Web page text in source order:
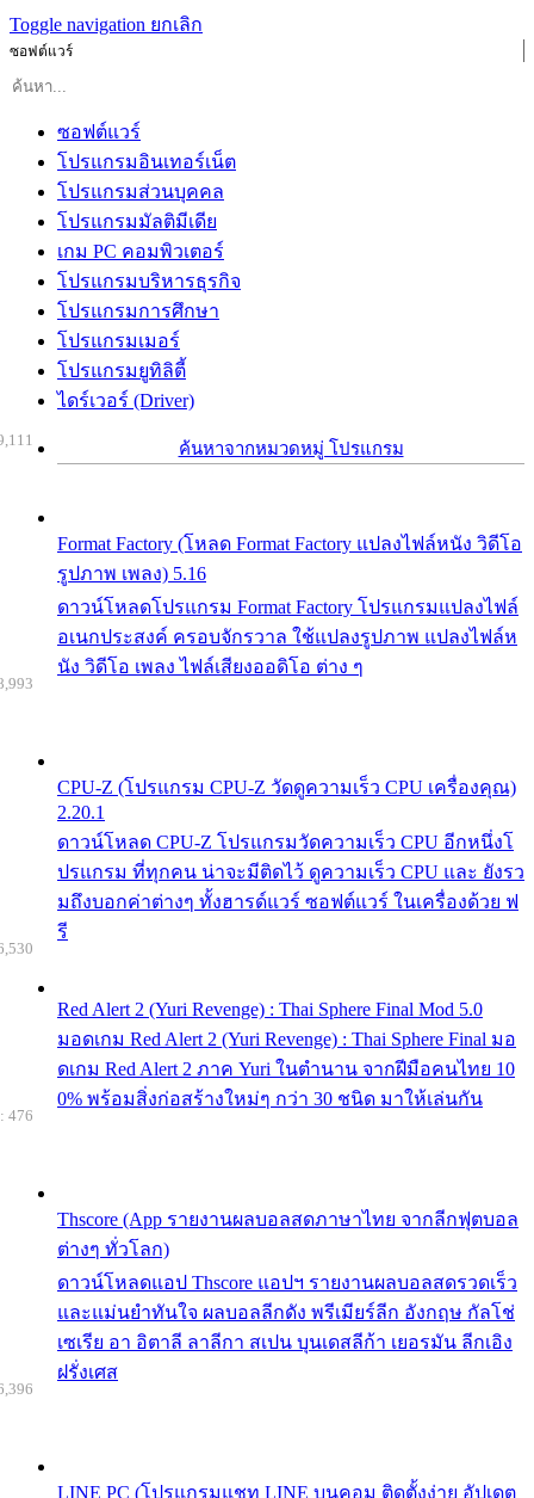
Toggle navigation ยกเลิก
ซอฟต์แวร์
ซอฟต์แวร์
โปรแกรมอินเทอร์เน็ต
โปรแกรมส่วนบุคคล
โปรแกรมมัลติมีเดีย
เกม PC คอมพิวเตอร์
โปรแกรมบริหารธุรกิจ
โปรแกรมการศึกษา
โปรแกรมเมอร์
โปรแกรมยูทิลิตี้
ไดร์เวอร์ (Driver)
ค้นหาจากหมวดหมู่ โปรแกรม
Format Factory (โหลด Format Factory แปลงไฟล์หนัง วิดีโอ
รูปภาพ เพลง) 5.16
ดาวน์โหลดโปรแกรม Format Factory โปรแกรมแปลงไฟล์
อเนกประสงค์ ครอบจักรวาล ใช้แปลงรูปภาพ แปลงไฟล์ห
นัง วิดีโอ เพลง ไฟล์เสียงออดิโอ ต่าง ๆ
CPU-Z (โปรแกรม CPU-Z วัดดูความเร็ว CPU เครื่องคุณ)
2.20.1
ดาวน์โหลด CPU-Z โปรแกรมวัดความเร็ว CPU อีกหนึ่งโ
ปรแกรม ที่ทุกคน น่าจะมีติดไว้ ดูความเร็ว CPU และ ยังรว
มถึงบอกค่าต่างๆ ทั้งฮารด์แวร์ ซอฟต์แวร์ ในเครื่องด้วย ฟ
รี
Red Alert 2 (Yuri Revenge) : Thai Sphere Final Mod 5.0
มอดเกม Red Alert 2 (Yuri Revenge) : Thai Sphere Final มอ
ดเกม Red Alert 2 ภาค Yuri ในตำนาน จากฝีมือคนไทย 10
0% พร้อมสิ่งก่อสร้างใหม่ๆ กว่า 30 ชนิด มาให้เล่นกัน
Thscore (App รายงานผลบอลสดภาษาไทย จากลีกฟุตบอล
ต่างๆ ทั่วโลก)
ดาวน์โหลดแอป Thscore แอปฯ รายงานผลบอลสดรวดเร็ว
และแม่นยำทันใจ ผลบอลลีกดัง พรีเมียร์ลีก อังกฤษ กัลโช่
เซเรีย อา อิตาลี ลาลีกา สเปน บุนเดสลีก้า เยอรมัน ลีกเอิง
ฝรั่งเศส
476
LINE PC (โปรแกรมแชท LINE บนคอม ติดตั้งง่าย อัปเดต